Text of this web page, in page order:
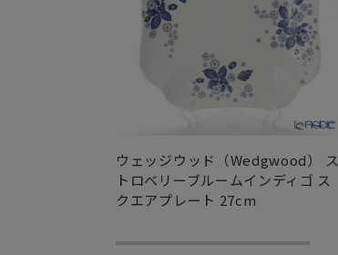
ウェッジウッド（Wedgwood） ス
トロベリーブルームインディゴ ス
クエアプレート 27cm